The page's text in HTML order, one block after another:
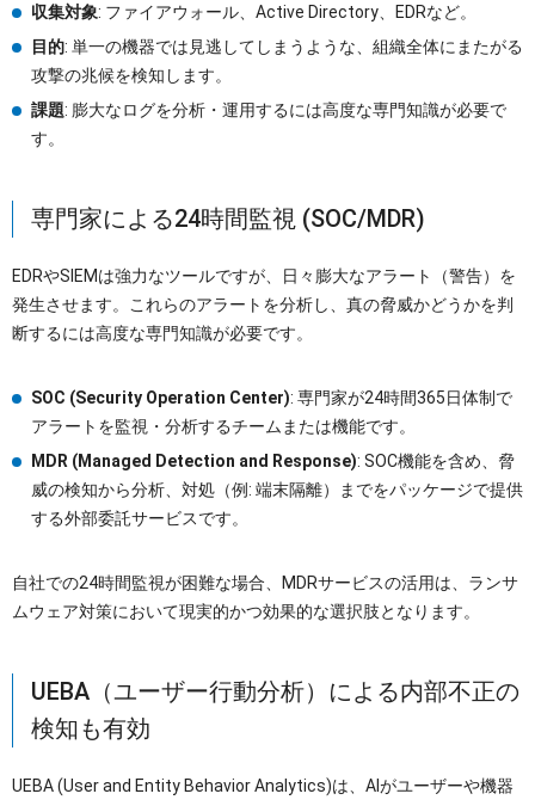
収集対象: ファイアウォール、Active Directory、EDRなど。
目的: 単一の機器では見逃してしまうような、組織全体にまたがる
攻撃の兆候を検知します。
課題: 膨大なログを分析・運用するには高度な専門知識が必要で
す。
専門家による24時間監視 (SOC/MDR)
EDRやSIEMは強力なツールですが、日々膨大なアラート（警告）を
発生させます。これらのアラートを分析し、真の脅威かどうかを判
断するには高度な専門知識が必要です。
SOC (Security Operation Center): 専門家が24時間365日体制で
アラートを監視・分析するチームまたは機能です。
MDR (Managed Detection and Response): SOC機能を含め、脅
威の検知から分析、対処（例: 端末隔離）までをパッケージで提供
する外部委託サービスです。
自社での24時間監視が困難な場合、MDRサービスの活用は、ランサ
ムウェア対策において現実的かつ効果的な選択肢となります。
UEBA（ユーザー行動分析）による内部不正の
検知も有効
UEBA (User and Entity Behavior Analytics)は、AIがユーザーや機器